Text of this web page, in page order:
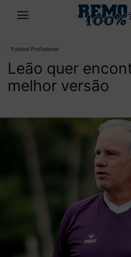
Futebol Profissional
Leão quer
melhor versão